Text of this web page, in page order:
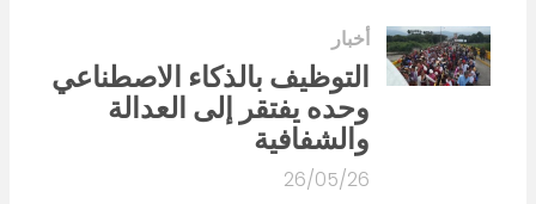
أخبار
التوظيف بالذكاء الاصطناعي
وحده يفتقر إلى العدالة
والشفافية
26/05/26